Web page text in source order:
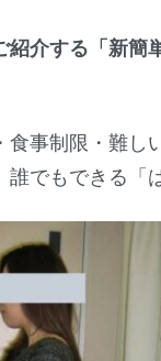
介する「新簡
食事制限・難し
誰でもできる「